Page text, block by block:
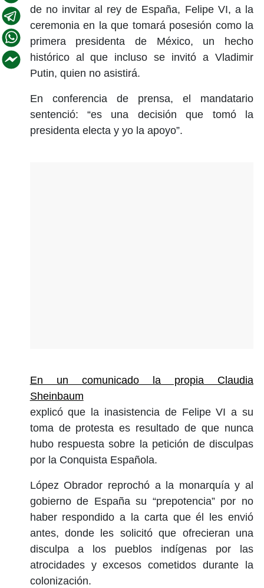
de no invitar al rey de España, Felipe VI, a la
ceremonia en la que tomará posesión como la
primera presidenta de México, un hecho
histórico al que incluso se invitó a Vladimir
Putin, quien no asistirá.
En conferencia de prensa, el mandatario
sentenció: “es una decisión que tomó la
presidenta electa y yo la apoyo”.
En un comunicado la propia Claudia
Sheinbaum
explicó que la inasistencia de Felipe VI a su
toma de protesta es resultado de que nunca
hubo respuesta sobre la petición de disculpas
por la Conquista Española.
López Obrador reprochó a la monarquía y al
gobierno de España su “prepotencia” por no
haber respondido a la carta que él les envió
antes, donde les solicitó que ofrecieran una
disculpa a los pueblos indígenas por las
atrocidades y excesos cometidos durante la
colonización.